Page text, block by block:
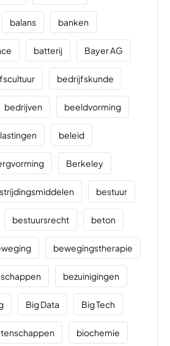
balans banken
batterij Bayer AG
bedrijfskunde
bedrijven beeldvorming
beleid
Berkeley
bestuur
bestuursrecht beton
bewegingstherapie
bezuinigingen
Big Data Big Tech
biochemie